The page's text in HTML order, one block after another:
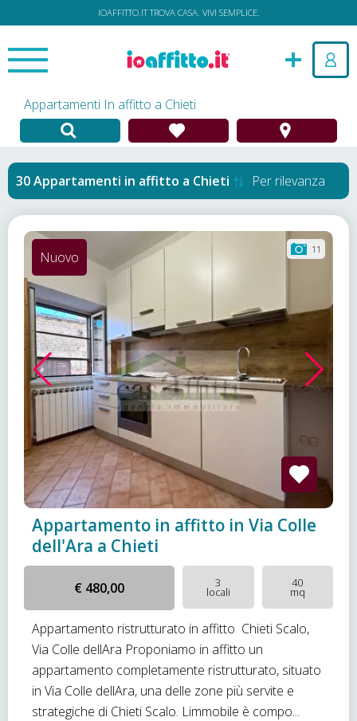
IOAFFITTO.IT TROVA CASA. VIVI SEMPLICE.
Appartamenti In affitto a Chieti
Appartamenti in affitto a Chieti Per rilevanza
11
Nuovo
Appartamento in affitto in Via Colle
dell'Ara a Chieti
€ 480,00 3
locali
40
mq
Appartamento ristrutturato in affitto  Chieti Scalo,
Via Colle dellAra Proponiamo in affitto un
appartamento completamente ristrutturato, situato
in Via Colle dellAra, una delle zone più servite e
strategiche di Chieti Scalo. Limmobile è compo...